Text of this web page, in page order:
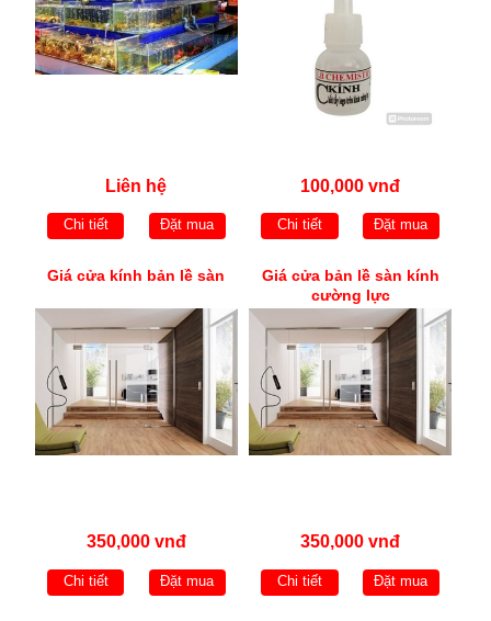
Liên hệ
Chi tiết Đặt mua
100,000 vnđ
Chi tiết Đặt mua
Giá cửa kính bản lề sàn
350,000 vnđ
Chi tiết Đặt mua
Giá cửa bản lề sàn kính
cường lực
350,000 vnđ
Chi tiết Đặt mua